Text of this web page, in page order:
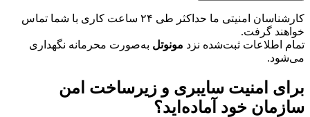
کارشناسان امنیتی ما حداکثر طی ۲۴ ساعت کاری با شما تماس
خواهند گرفت.
تمام اطلاعات ثبت‌شده نزد مونوتل به‌صورت محرمانه نگهداری
می‌شود.
برای امنیت سایبری و زیرساخت امن
سازمان خود آماده‌اید؟